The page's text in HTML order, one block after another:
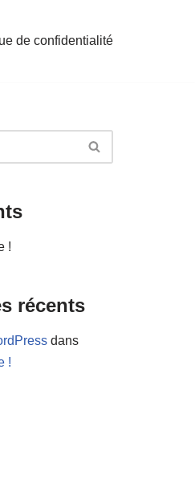
de confidentialité
!
récents
dans
!